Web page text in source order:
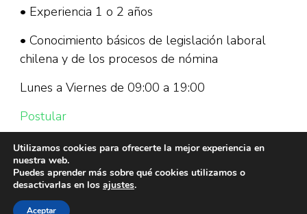
• Experiencia 1 o 2 años
• Conocimiento básicos de legislación laboral
chilena y de los procesos de nómina
Lunes a Viernes de 09:00 a 19:00
Postular
Utilizamos cookies para ofrecerte la mejor experiencia en
nuestra web.
Puedes aprender más sobre qué cookies utilizamos o
desactivarlas en los ajustes.
Aceptar